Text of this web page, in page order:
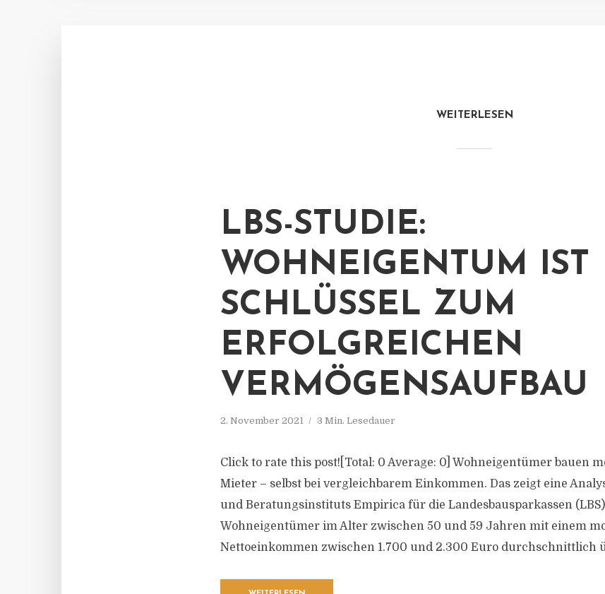
WEITERLESEN
LBS-STUDIE:
WOHNEIGENTUM IST
SCHLÜSSEL ZUM
ERFOLGREICHEN
VERMÖGENSAUFBAU
2. November 2021 3 Min. Lesedauer
Click to rate this post![Total: 0 Average: 0] Wohneigentümer bauen
Mieter – selbst bei vergleichbarem Einkommen. Das zeigt eine
und Beratungsinstituts Empirica für die Landesbausparkassen
Wohneigentümer im Alter zwischen 50 und 59 Jahren mit einem
Nettoeinkommen zwischen 1.700 und 2.300 Euro durchschnittlich